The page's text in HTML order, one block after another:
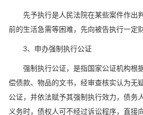
先予执行是人民法院在某些案件作出
前的生活急需等困难，先向被告执行一定
3、申办强制执行公证
强制执行公证，是指国家公证机构根
偿债款、物品的文书，经审查核实认为无
公证，并依法赋予其强制执行效力，债务
义务时，债权人可不经过诉讼程序，直接